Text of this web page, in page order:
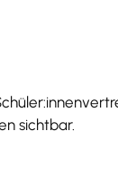
sichtbar.